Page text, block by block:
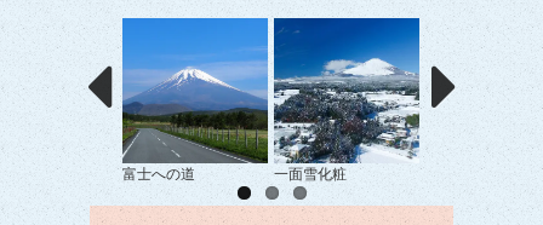
富士への道 一面雪化粧 金鱗